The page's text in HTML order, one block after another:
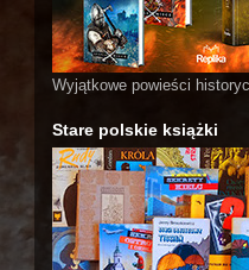
Wyjątkowe powieści
Stare polskie książki